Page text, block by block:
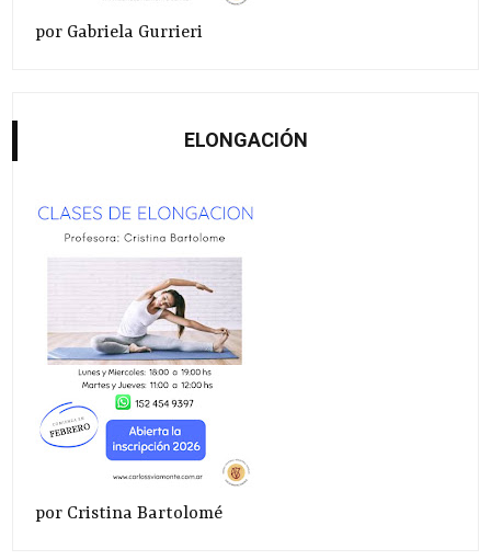
por Gabriela Gurrieri
ELONGACIÓN
por Cristina Bartolomé